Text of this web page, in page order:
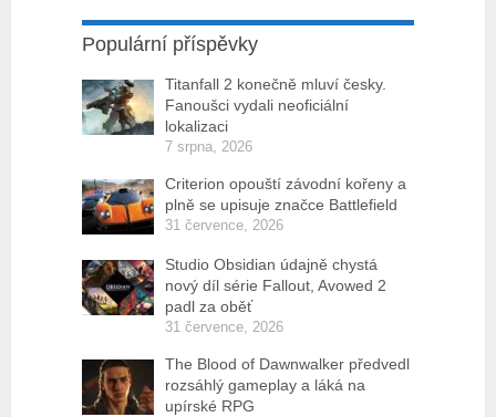
Populární příspěvky
Titanfall 2 konečně mluví česky.
Fanoušci vydali neoficiální
lokalizaci
7 srpna, 2026
Criterion opouští závodní kořeny a
plně se upisuje značce Battlefield
31 července, 2026
Studio Obsidian údajně chystá
nový díl série Fallout, Avowed 2
padl za oběť
31 července, 2026
The Blood of Dawnwalker předvedl
rozsáhlý gameplay a láká na
upírské RPG